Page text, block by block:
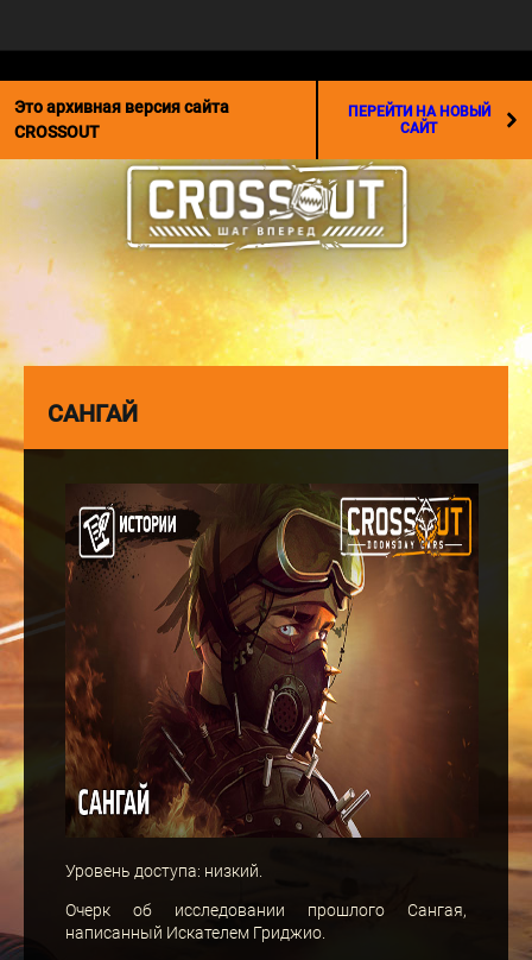
Это архивная версия сайта
CROSSOUT
ПЕРЕЙТИ НА НОВЫЙ
САЙТ
САНГАЙ
Уровень доступа: низкий.
Очерк об исследовании прошлого Сангая,
написанный Искателем Гриджио.